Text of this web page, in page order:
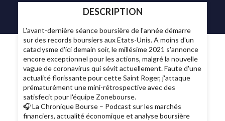
DESCRIPTION
L'avant-dernière séance boursière de l'année démarre
sur des records boursiers aux Etats-Unis. A moins d'un
cataclysme d'ici demain soir, le millésime 2021 s'annonce
encore exceptionnel pour les actions, malgré la nouvelle
vague de coronavirus qui sévit actuellement. Faute d'une
actualité florissante pour cette Saint Roger, j'attaque
prématurément une mini-rétrospective avec des
satisfecit pour l'équipe Zonebourse.
🎧 La Chronique Bourse – Podcast sur les marchés
financiers, actualité économique et analyse boursière